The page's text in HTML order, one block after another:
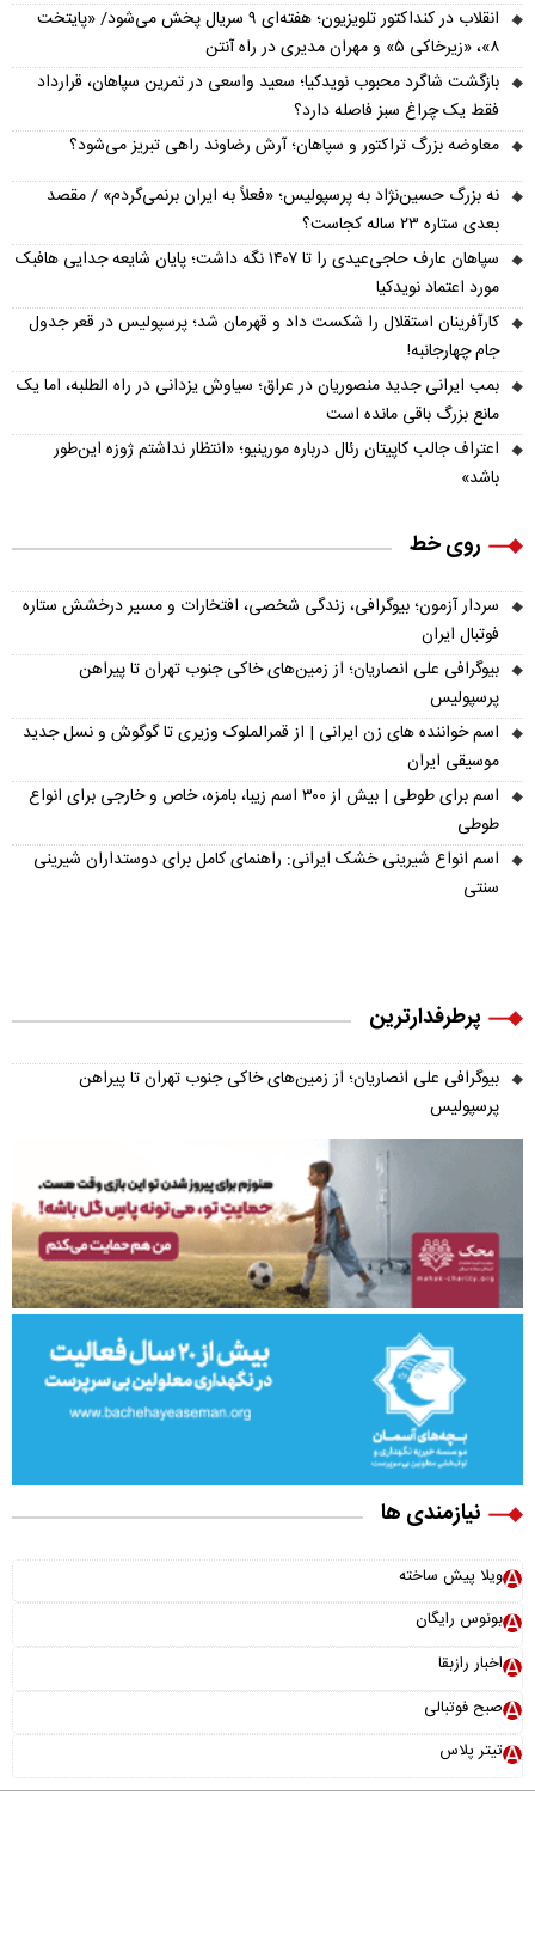
انقلاب در کنداکتور تلویزیون؛ هفته‌ای ۹ سریال پخش می‌شود/ «پایتخت
۸»، «زیرخاکی ۵» و مهران مدیری در راه آنتن
بازگشت شاگرد محبوب نویدکیا؛ سعید واسعی در تمرین سپاهان، قرارداد
فقط یک چراغ سبز فاصله دارد؟
معاوضه بزرگ تراکتور و سپاهان؛ آرش رضاوند راهی تبریز می‌شود؟
نه بزرگ حسین‌نژاد به پرسپولیس؛ «فعلاً به ایران برنمی‌گردم» / مقصد
بعدی ستاره ۲۳ ساله کجاست؟
سپاهان عارف حاجی‌عیدی را تا ۱۴۰۷ نگه داشت؛ پایان شایعه جدایی هافبک
مورد اعتماد نویدکیا
کارآفرینان استقلال را شکست داد و قهرمان شد؛ پرسپولیس در قعر جدول
جام چهارجانبه!
بمب ایرانی جدید منصوریان در عراق؛ سیاوش یزدانی در راه الطلبه، اما یک
مانع بزرگ باقی مانده است
اعتراف جالب کاپیتان رئال درباره مورینیو؛ «انتظار نداشتم ژوزه این‌طور
باشد»
روی خط
سردار آزمون؛ بیوگرافی، زندگی شخصی، افتخارات و مسیر درخشش ستاره
فوتبال ایران
بیوگرافی علی انصاریان؛ از زمین‌های خاکی جنوب تهران تا پیراهن
پرسپولیس
اسم خواننده های زن ایرانی | از قمرالملوک وزیری تا گوگوش و نسل جدید
موسیقی ایران
اسم برای طوطی | بیش از ۳۰۰ اسم زیبا، بامزه، خاص و خارجی برای انواع
طوطی
اسم انواع شیرینی خشک ایرانی: راهنمای کامل برای دوستداران شیرینی
سنتی
پرطرفدارترین
بیوگرافی علی انصاریان؛ از زمین‌های خاکی جنوب تهران تا پیراهن
پرسپولیس
نیازمندی ها
ویلا پیش ساخته
بونوس رایگان
اخبار رازبقا
صبح فوتبالی
تیتر پلاس